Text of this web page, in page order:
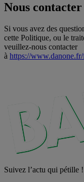
Nous contacter
Si vous avez des
cette Politique, ou le
veuillez-nous contacter
à https://
Suivez l’actu qui pétille !